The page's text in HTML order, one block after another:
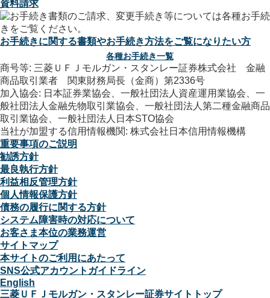
資料請求
お手続きに関する書類やお手続き方法をご覧になりたい方
各種お手続き一覧
商号等: 三菱ＵＦＪモルガン・スタンレー証券株式会社 金融
商品取引業者 関東財務局長（金商）第2336号
加入協会: 日本証券業協会、一般社団法人資産運用業協会、一
般社団法人金融先物取引業協会、一般社団法人第二種金融商品
取引業協会、一般社団法人日本STO協会
当社が加盟する信用情報機関: 株式会社日本信用情報機構
重要事項のご説明
勧誘方針
最良執行方針
利益相反管理方針
個人情報保護方針
債務の履行に関する方針
システム障害時の対応について
お客さま本位の業務運営
サイトマップ
本サイトのご利用にあたって
SNS公式アカウントガイドライン
English
三菱ＵＦＪモルガン・スタンレー証券サイトトップ